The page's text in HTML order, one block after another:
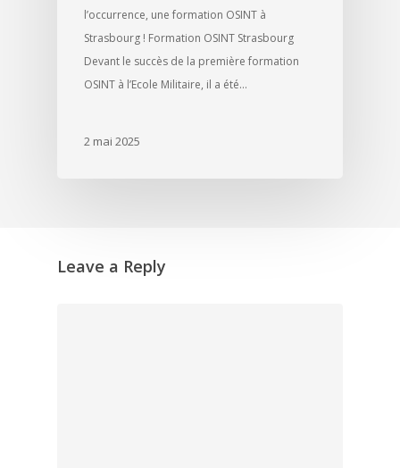
l’occurrence, une formation OSINT à
Strasbourg ! Formation OSINT Strasbourg
Devant le succès de la première formation
OSINT à l’Ecole Militaire, il a été…
2 mai 2025
Leave a Reply